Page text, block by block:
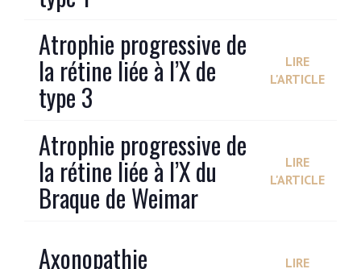
Atrophie progressive de
la rétine liée à l’X de
type 3
LIRE
L'ARTICLE
Atrophie progressive de
la rétine liée à l’X du
Braque de Weimar
LIRE
L'ARTICLE
Axonopathie LIRE